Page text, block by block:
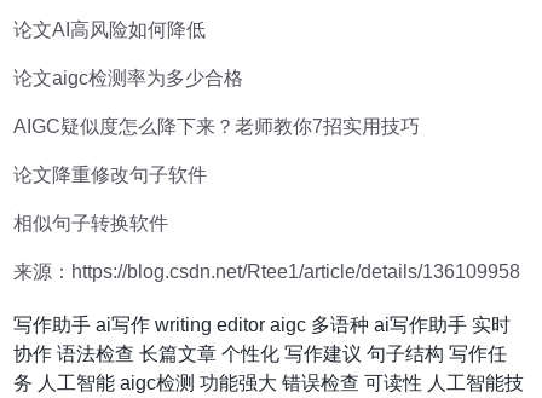
论文AI高风险如何降低
论文aigc检测率为多少合格
AIGC疑似度怎么降下来？老师教你7招实用技巧
论文降重修改句子软件
相似句子转换软件
来源：https://blog.csdn.net/Rtee1/article/details/136109958
写作助手 ai写作 writing editor aigc 多语种 ai写作助手 实时
协作 语法检查 长篇文章 个性化 写作建议 句子结构 写作任
务 人工智能 aigc检测 功能强大 错误检查 可读性 人工智能技